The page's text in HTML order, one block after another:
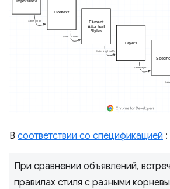
В соответствии со спецификацией :
При сравнении объявлений,
правилах стиля с разными